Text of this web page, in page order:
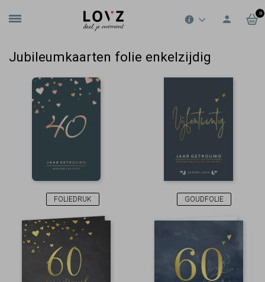
0
Jubileumkaarten folie enkelzijdig
FOLIEDRUK GOUDFOLIE